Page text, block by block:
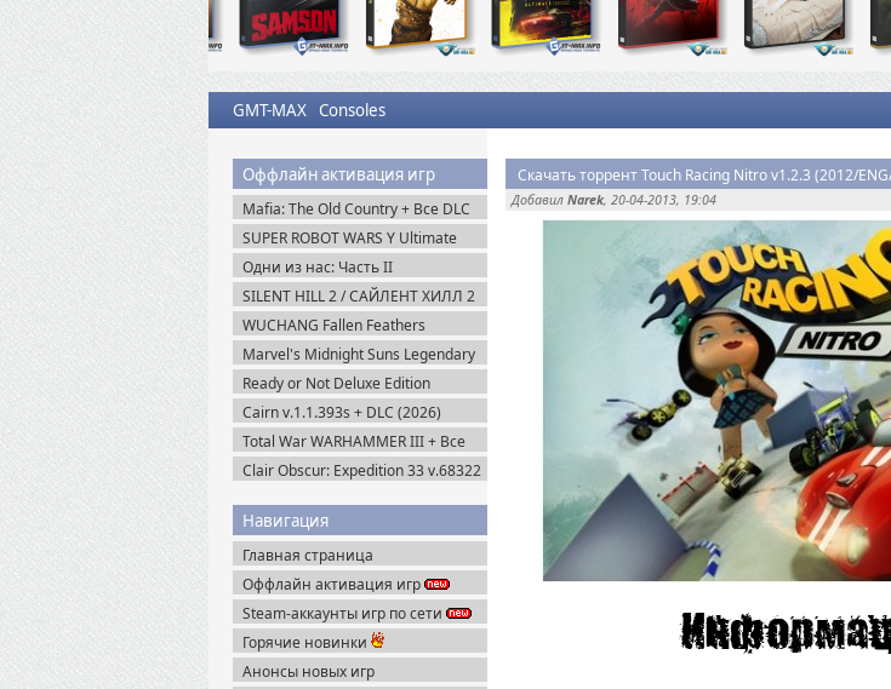
GMT-MAX Consoles
Оффлайн активация игр
Mafia: The Old Country + Все DLC
(2025) Пиратка
SUPER ROBOT WARS Y Ultimate
Edition + Все DLC (2025) Пиратка
Одни из нас: Часть II
Обновленная версия / The Last of
Us Part II Remastered v.1.6 (2025)
Portable
SILENT HILL 2 / САЙЛЕНТ ХИЛЛ 2
Remake на ПК / PC v.1.07 (2024)
Пиратка
WUCHANG Fallen Feathers
v.179951 + Все DLC (2025)
Пиратка
Marvel's Midnight Suns Legendary
Edition (2022) Steam-Rip
Ready or Not Deluxe Edition
v.117216 + Все DLC (2023)
Пиратка
Cairn v.1.1.393s + DLC (2026)
Пиратка
Total War WARHAMMER III + Все
DLC (2022-2025) Steam-Rip
Clair Obscur: Expedition 33 v.68322
Навигация
Главная страница
Оффлайн активация игр
Steam-аккаунты игр по сети
Горячие новинки
Анонсы новых игр
Скачать торрент Touch Racing Nitro v1.2.3 (2012/
Добавил Narek, 20-04-2013, 19:04